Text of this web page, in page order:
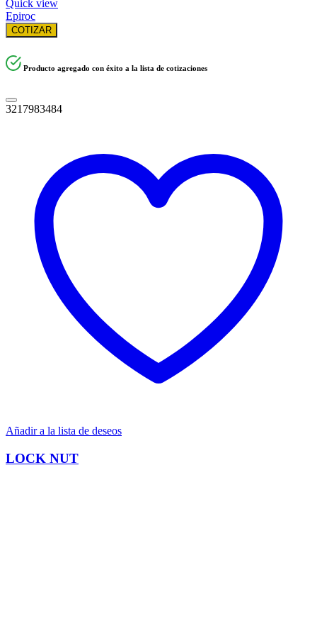
Quick view
Epiroc
COTIZAR
Producto agregado con éxito a la lista de cotizaciones
3217983484
Añadir a la lista de deseos
LOCK NUT